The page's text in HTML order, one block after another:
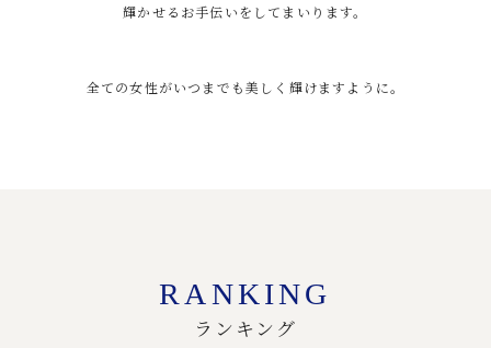
輝かせるお手伝いをしてまいります。
全ての女性がいつまでも美しく輝けますように。
RANKING
ランキング